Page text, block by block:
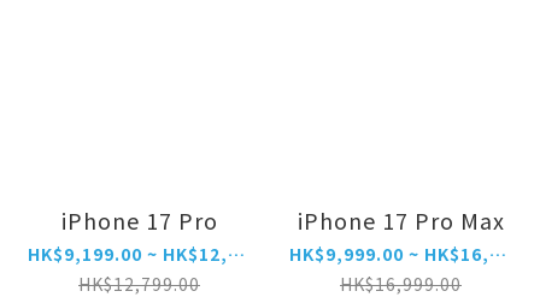
iPhone 17 Pro
HK$9,199.00 ~ HK$12,599.00
HK$12,799.00
iPhone 17 Pro Max
HK$9,999.00 ~ HK$16,599.00
HK$16,999.00